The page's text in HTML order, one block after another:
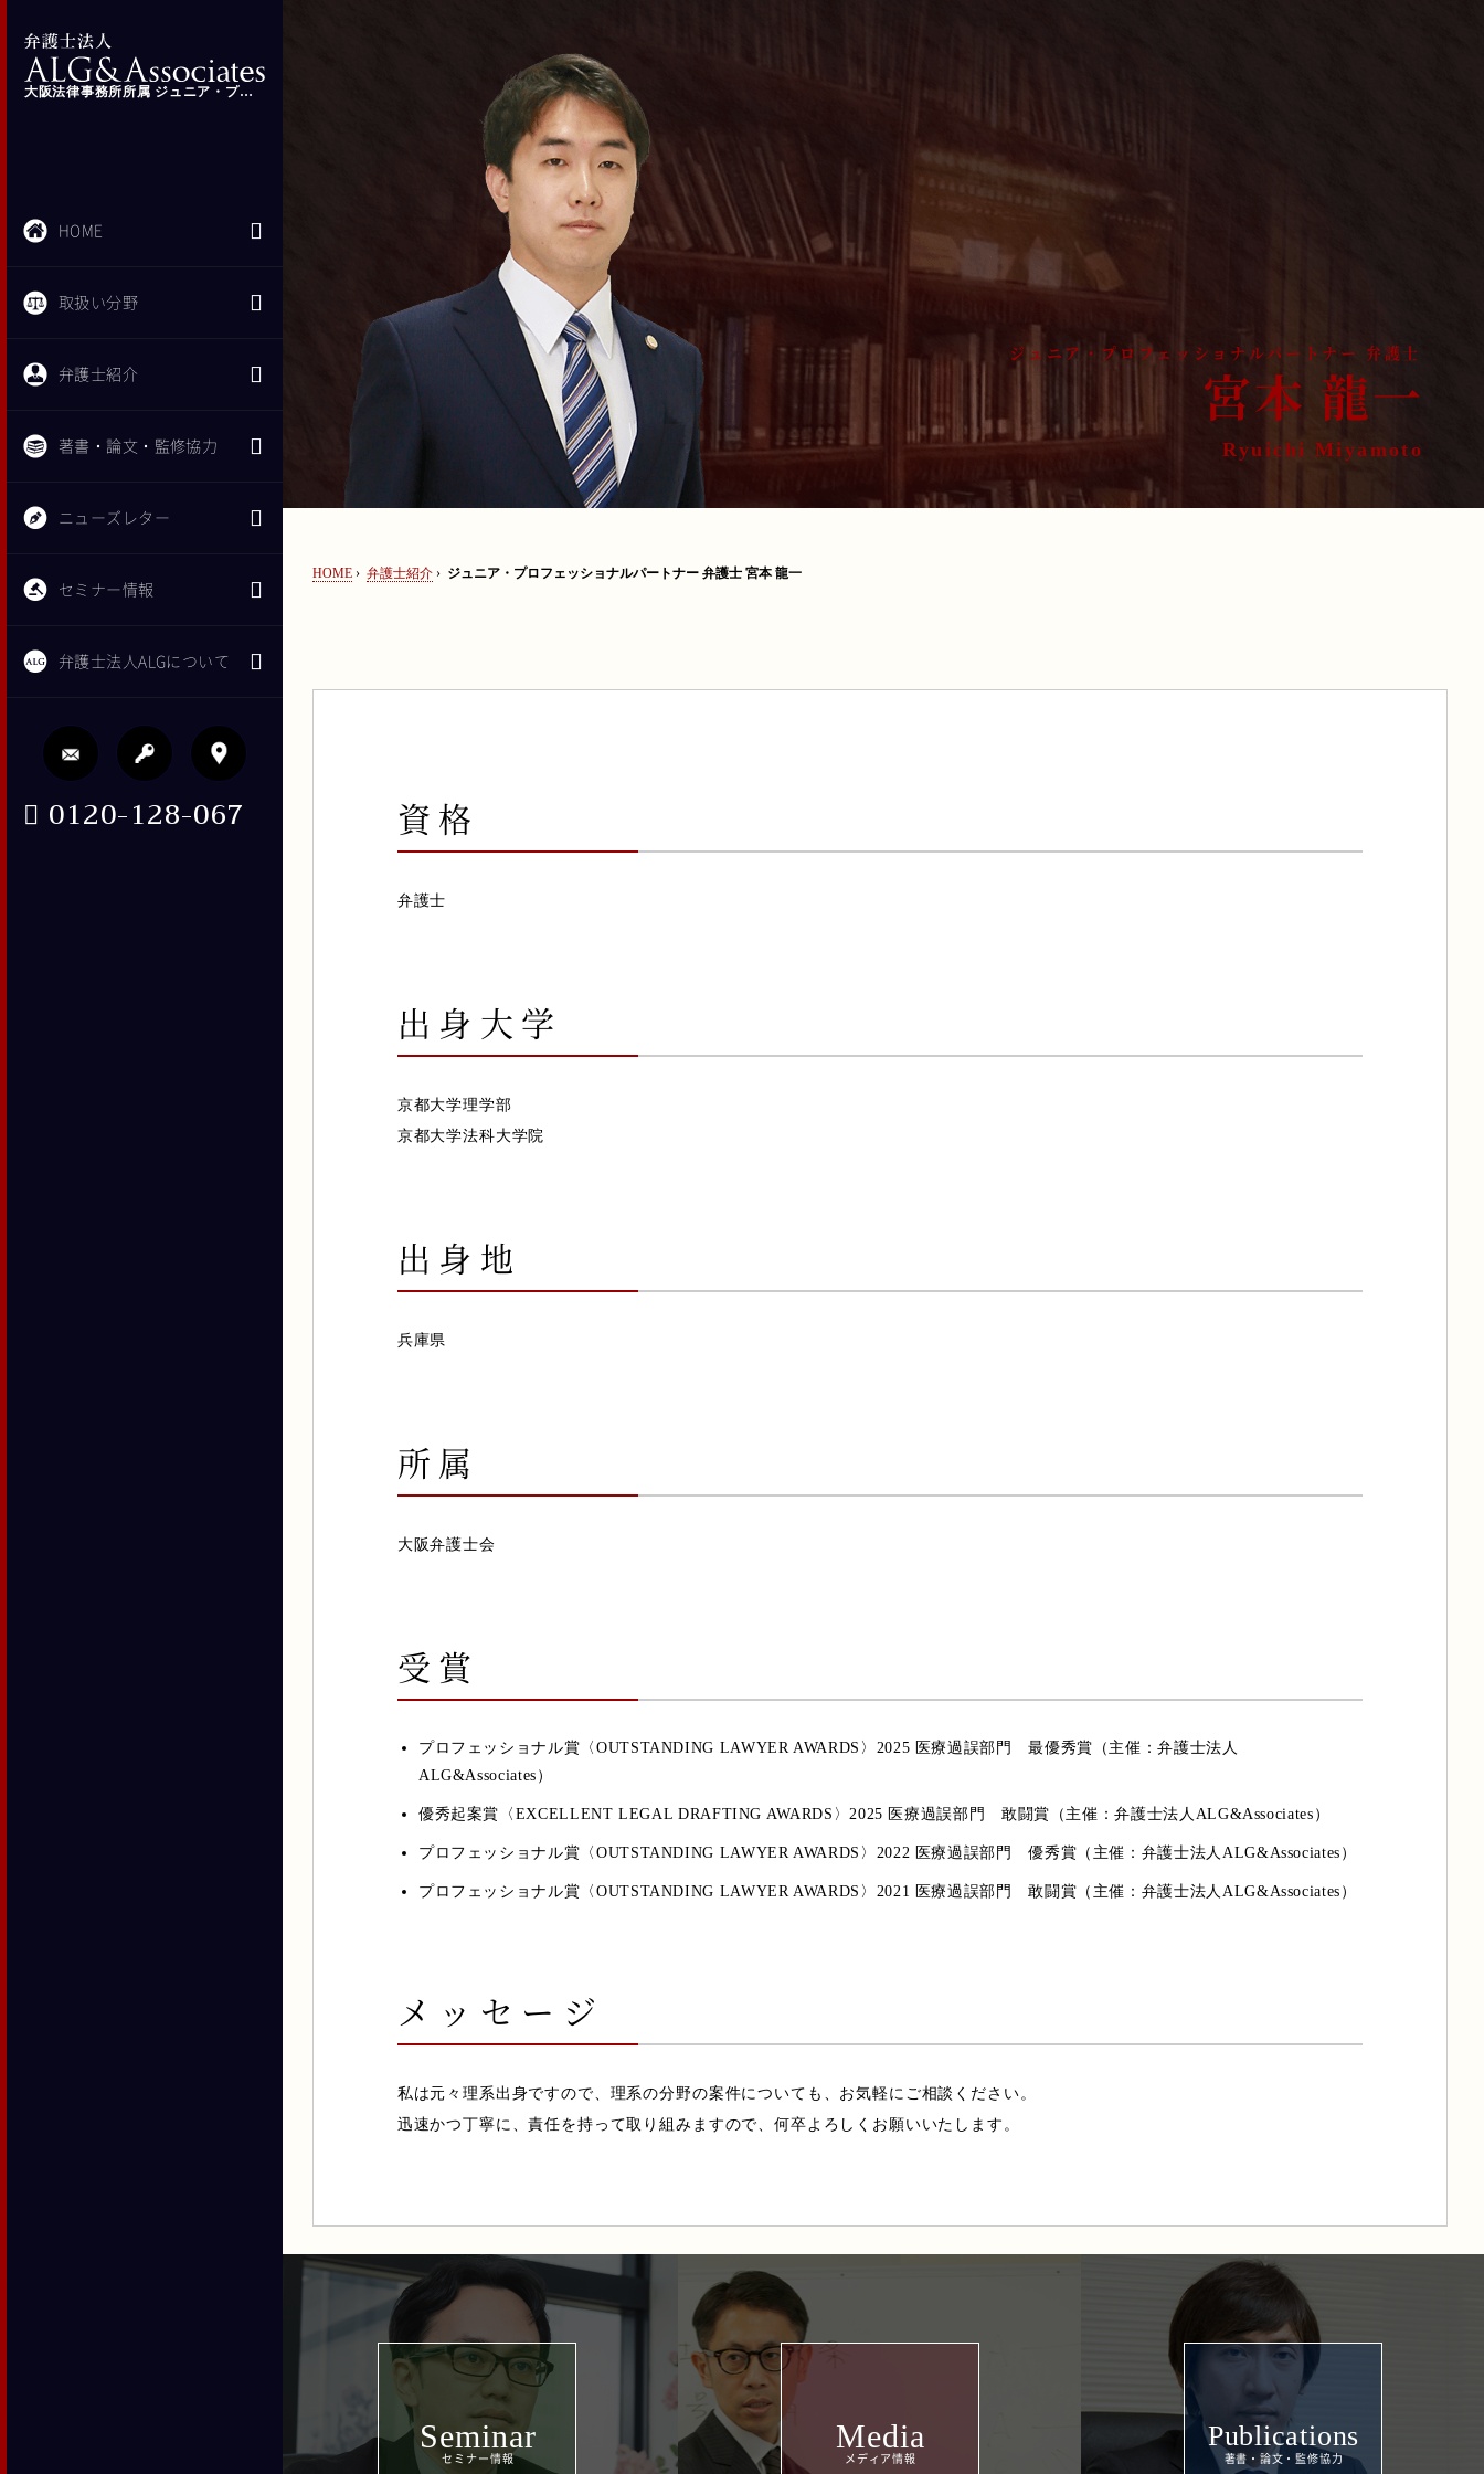
大阪法律事務所所属 ジュニア・プロフェッショナルパートナー 弁護士 宮本 龍一
HOME
取扱い分野
弁護士紹介
著書・論文・監修協力
ニューズレター
セミナー情報
弁護士法人ALGについて
0120-128-067
宮本 龍一
Ryuichi Miyamoto
HOME› 弁護士紹介› ジュニア・プロフェッショナルパートナー 弁護士 宮本 龍一
資格
弁護士
出身大学
京都大学理学部
京都大学法科大学院
出身地
兵庫県
所属
大阪弁護士会
受賞
プロフェッショナル賞〈OUTSTANDING LAWYER AWARDS〉2025 医療過誤部門 最優秀賞（主催：弁護士法人
ALG&Associates）
優秀起案賞〈EXCELLENT LEGAL DRAFTING AWARDS〉2025 医療過誤部門 敢闘賞（主催：弁護士法人ALG&Associates）
プロフェッショナル賞〈OUTSTANDING LAWYER AWARDS〉2022 医療過誤部門 優秀賞（主催：弁護士法人ALG&Associates）
プロフェッショナル賞〈OUTSTANDING LAWYER AWARDS〉2021 医療過誤部門 敢闘賞（主催：弁護士法人ALG&Associates）
メッセージ
私は元々理系出身ですので、理系の分野の案件についても、お気軽にご相談ください。
迅速かつ丁寧に、責任を持って取り組みますので、何卒よろしくお願いいたします。
Seminar Media Publications
会員様専用ログイン